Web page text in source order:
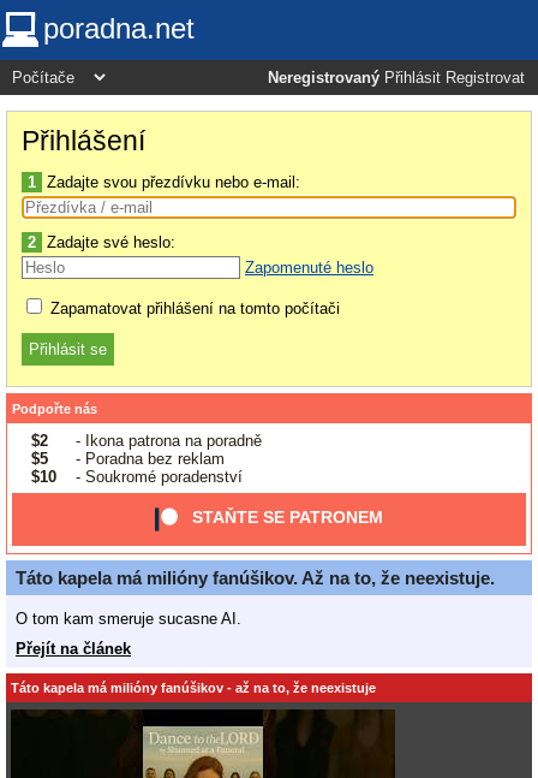
poradna.net
Neregistrovaný Přihlásit Registrovat
Přihlášení
1 Zadajte svou přezdívku nebo e-mail:
2 Zadajte své heslo:
Zapomenuté heslo
Zapamatovat přihlášení na tomto počítači
Podpořte nás
$2
- Ikona patrona na poradně
$5
- Poradna bez reklam
$10
- Soukromé poradenství
STAŇTE SE PATRONEM
Táto kapela má milióny fanúšikov. Až na to, že neexistuje.
O tom kam smeruje sucasne AI.
Přejít na článek
Táto kapela má milióny fanúšikov - až na to, že neexistuje